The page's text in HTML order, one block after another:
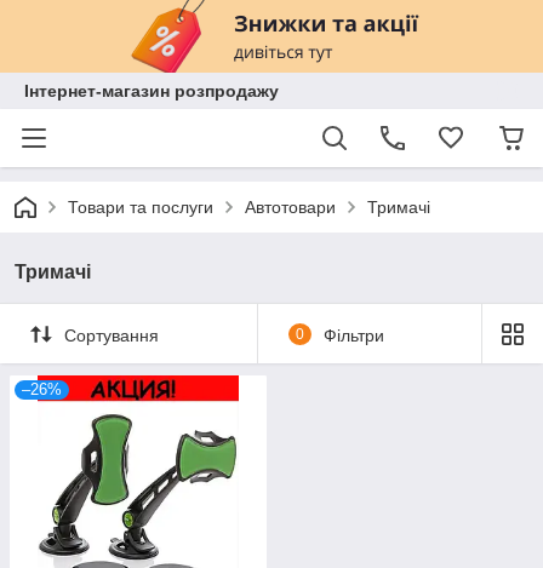
Інтернет-магазин розпродажу
Товари та послуги Автотовари Тримачі
Тримачі
Сортування 0 Фільтри
–26%